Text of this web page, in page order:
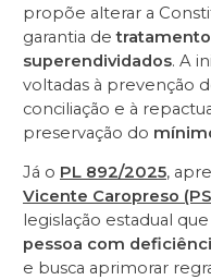
propõe alterar a
garantia de
superendividados. A
voltadas à prevenção
conciliação e à
preservação do
Já o PL 892/2025,
Vicente Caropreso
legislação estadual
pessoa com
e busca aprimorar